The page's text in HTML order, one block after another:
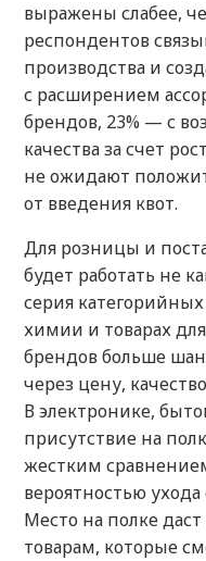
выражены слабее,
респондентов
производства и
с расширением
брендов, 23% — с
качества за счет
не ожидают
от введения квот.
Для розницы и
будет работать не
серия
химии и товарах
брендов больше
через цену,
В электронике,
присутствие на
жестким
вероятностью
Место на полке
товарам, которые